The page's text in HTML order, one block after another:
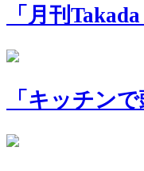
「月刊
「キッチン